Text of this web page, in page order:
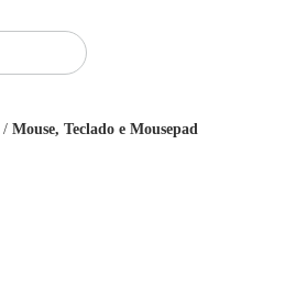
/ Mouse, Teclado e Mousepad